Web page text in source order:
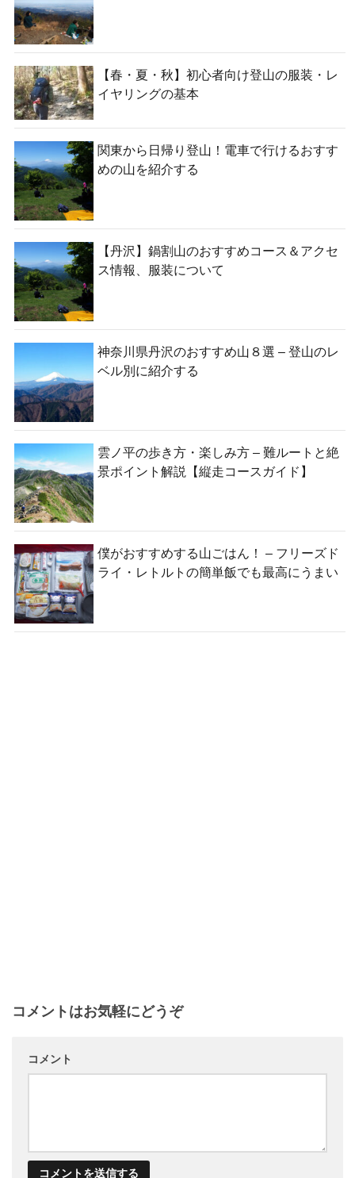
【春・夏・秋】初心者向け登山の服装・レ
イヤリングの基本
関東から日帰り登山！電車で行けるおすす
めの山を紹介する
【丹沢】鍋割山のおすすめコース＆アクセ
ス情報、服装について
神奈川県丹沢のおすすめ山８選 – 登山のレ
ベル別に紹介する
雲ノ平の歩き方・楽しみ方 – 難ルートと絶
景ポイント解説【縦走コースガイド】
僕がおすすめする山ごはん！ – フリーズド
ライ・レトルトの簡単飯でも最高にうまい
コメントはお気軽にどうぞ
コメント